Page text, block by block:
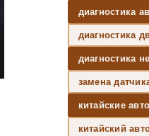
диагностика
диагностика
диагностика
замена
китайские
китайский